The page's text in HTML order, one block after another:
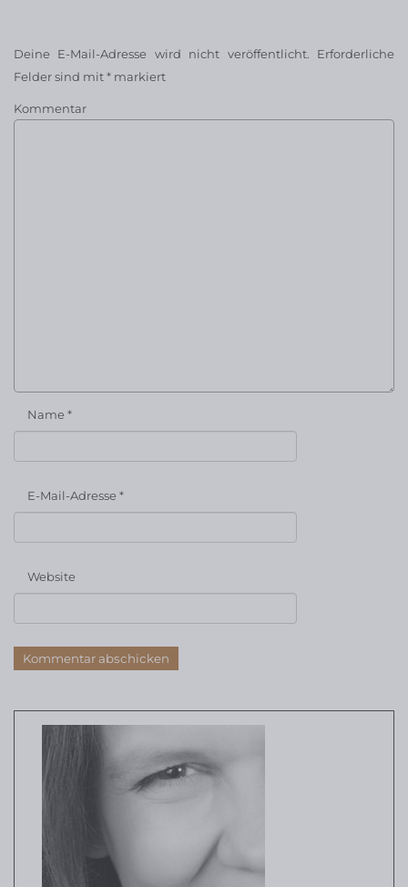
Deine E-Mail-Adresse wird nicht veröffentlicht.
Erforderliche
Felder sind mit* markiert
Kommentar
Name*
E-Mail-Adresse*
Website